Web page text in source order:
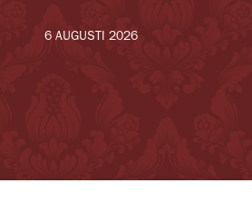
6 AUGUSTI 2026